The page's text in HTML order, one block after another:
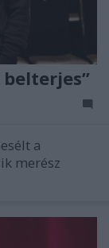
a
merész